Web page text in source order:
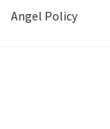
Angel Policy